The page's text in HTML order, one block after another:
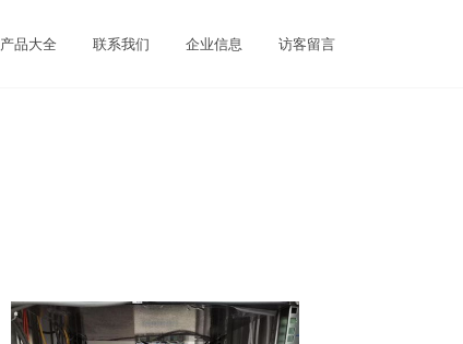
产品大全 联系我们 企业信息 访客留言